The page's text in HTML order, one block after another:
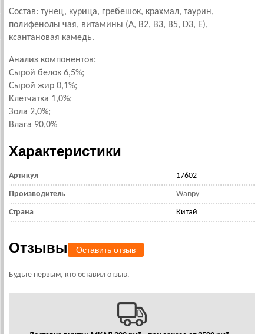
Состав: тунец, курица, гребешок, крахмал, таурин,
полифенолы чая, витамины (A, B2, B3, B5, D3, E),
ксантановая камедь.
Анализ компонентов:
Сырой белок 6,5%;
Сырой жир 0,1%;
Клетчатка 1,0%;
Зола 2,0%;
Влага 90,0%
Характеристики
Артикул 17602
Производитель Wanpy
Страна Китай
Отзывы Оставить отзыв
Будьте первым, кто оставил отзыв.